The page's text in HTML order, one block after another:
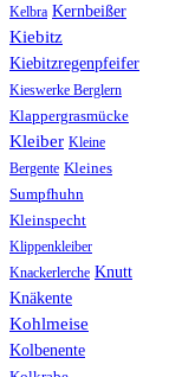
Kelbra Kernbeißer
Kiebitz
Kiebitzregenpfeifer
Kieswerke Berglern
Klappergrasmücke
Kleiber Kleine
Bergente Kleines
Sumpfhuhn
Kleinspecht
Klippenkleiber
Knackerlerche Knutt
Knäkente
Kohlmeise
Kolbenente